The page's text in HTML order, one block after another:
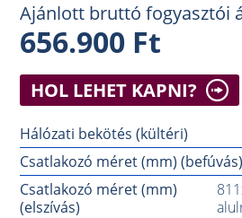
Ajánlott bruttó fogyasztói
656.900 Ft
HOL LEHET KAPNI?
Hálózati bekötés (kültéri)
Csatlakozó méret (mm) (befúvás)
Csatlakozó méret (mm)
(elszívás)